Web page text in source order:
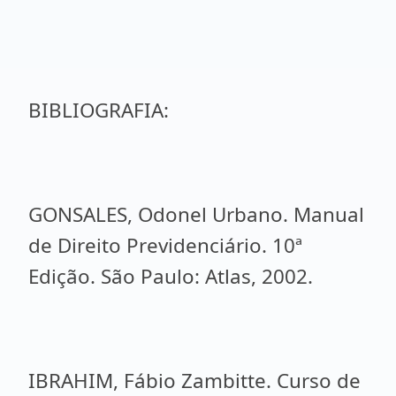
BIBLIOGRAFIA:
GONSALES, Odonel Urbano. Manual
de Direito Previdenciário. 10ª
Edição. São Paulo: Atlas, 2002.
IBRAHIM, Fábio Zambitte. Curso de